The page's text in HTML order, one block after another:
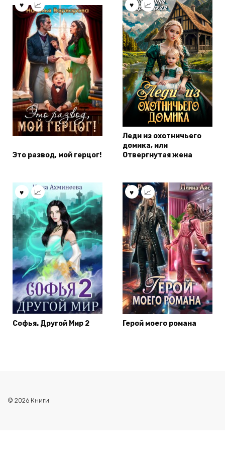
Это развод, мой герцог!
Леди из охотничьего
домика, или
Отвергнутая жена
Софья. Другой Мир 2 Герой моего романа
© 2026 Книги